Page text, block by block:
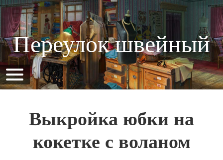
Переулок швейный
Выкройка юбки на
кокетке с воланом